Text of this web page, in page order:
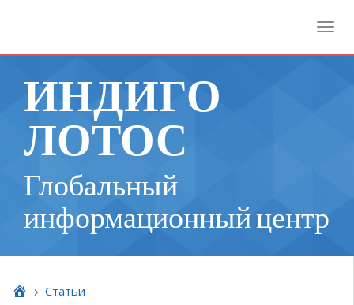
ИНДИГО
ЛОТОС
Глобальный
информационный центр
Cтатьи